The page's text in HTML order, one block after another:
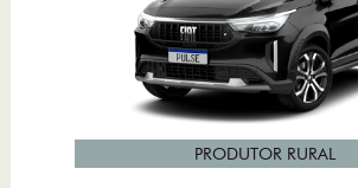
PRODUTOR RURAL